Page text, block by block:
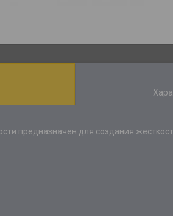
предназначен для создания